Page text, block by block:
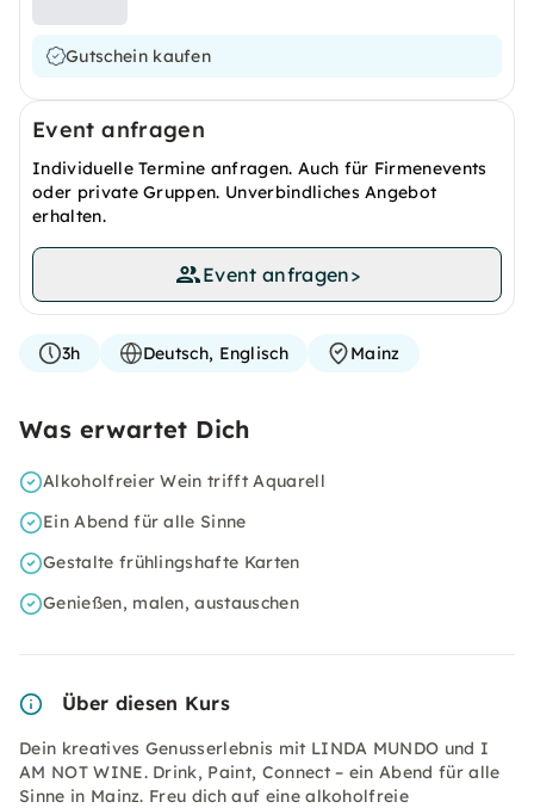
Gutschein kaufen
Event anfragen
Individuelle Termine anfragen. Auch für Firmenevents
oder private Gruppen. Unverbindliches Angebot
erhalten.
Event anfragen>
3h Deutsch, Englisch Mainz
Was erwartet Dich
Alkoholfreier Wein trifft Aquarell
Ein Abend für alle Sinne
Gestalte frühlingshafte Karten
Genießen, malen, austauschen
Über diesen Kurs
Dein kreatives Genusserlebnis mit LINDA MUNDO und I
AM NOT WINE. Drink, Paint, Connect – ein Abend für alle
Sinne in Mainz. Freu dich auf eine alkoholfreie